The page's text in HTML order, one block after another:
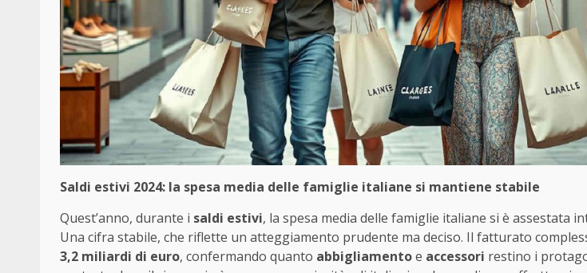
Saldi estivi 2024: la spesa media delle famiglie italiane si mantiene stabile
Quest’anno, durante i saldi estivi, la spesa media delle famiglie italiane si è assestata
Una cifra stabile, che riflette un atteggiamento prudente ma deciso. Il fatturato
3,2 miliardi di euro, confermando quanto abbigliamentoe accessori restino i